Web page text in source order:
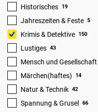
Historisches 19
Jahreszeiten & Feste 5
Krimis & Detektive 150
Lustiges 43
Mensch und Gesellschaft
Märchen(haftes) 14
Natur & Technik 42
Spannung & Grusel 66